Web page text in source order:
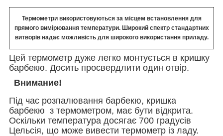
Термометри використовуються за місцем встановлення для
прямого вимірювання температури. Широкий спектр стандартних
витворів надає можливість для широкого використання приладу.
Цей термометр дуже легко монтується в кришку
барбекю. Досить просвердлити один отвір.
Внимание!
Під час розпалювання барбекю, кришка
барбекю з термометром, має бути відкрита.
Оскільки температура досягає 700 градусів
Цельсія, що може вивести термометр із ладу.